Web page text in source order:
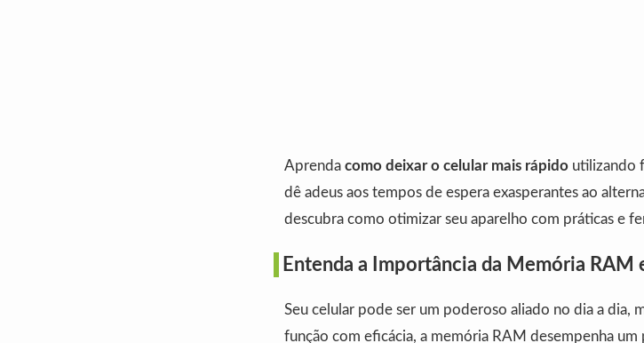
Aprenda como deixar o celular mais rápido utilizando
dê adeus aos tempos de espera exasperantes ao
descubra como otimizar seu aparelho com práticas e
Entenda a Importância da Memória RAM
Seu celular pode ser um poderoso aliado no dia a dia,
função com eficácia, a memória RAM desempenha